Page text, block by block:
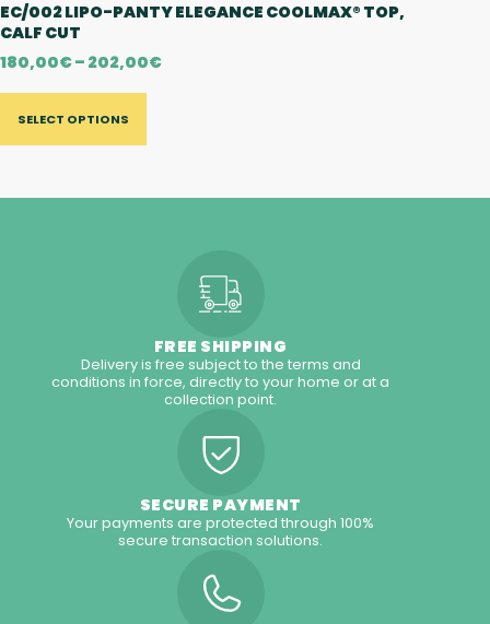
EC/002 LIPO-PANTY ELEGANCE COOLMAX® TOP,
CALF CUT
180,00€– 202,00€
SELECT OPTIONS
FREE SHIPPING
Delivery is free subject to the terms and
conditions in force, directly to your home or at a
collection point.
SECURE PAYMENT
Your payments are protected through 100%
secure transaction solutions.